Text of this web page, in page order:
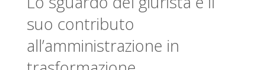
suo contributo
all’amministrazione in